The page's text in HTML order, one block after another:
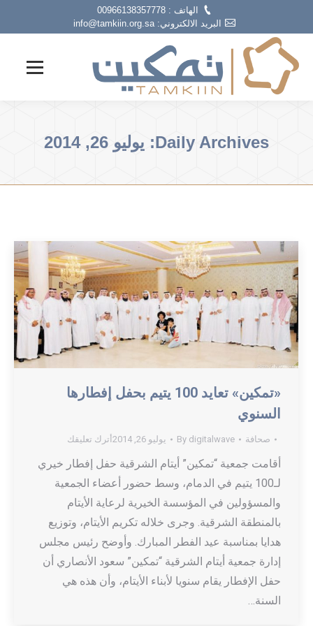
الهاتف : 00966138357778
البريد الالكتروني: info@tamkiin.org.sa
Daily Archives: يوليو 26, 2014
«تمكين» تعايد 100 يتيم بحفل إفطارها
السنوي
صحافة By digitalwave يوليو 26, 2014 أترك تعليقك
أقامت جمعية “تمكين” أيتام الشرقية حفل إفطار خيري
لـ100 يتيم في الدمام، وسط حضور أعضاء الجمعية
والمسؤولين في المؤسسة الخيرية لرعاية الأيتام
بالمنطقة الشرقية. وجرى خلاله تكريم الأيتام، وتوزيع
هدايا بمناسبة عيد الفطر المبارك. وأوضح رئيس مجلس
إدارة جمعية أيتام الشرقية “تمكين” سعود الأنصاري أن
حفل الإفطار يقام سنويا لأبناء الأيتام، وأن هذه هي
السنة…